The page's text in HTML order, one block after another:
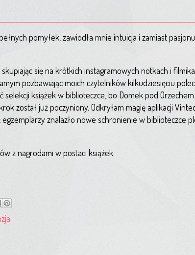
pomyłek, zawiodła mnie intuicja i zamiast
się na krótkich instagramowych notkach i
pozbawiając moich czytelników kilkudziesięciu
książek w biblioteczce, bo Domek pod
został już poczyniony. Odkryłam magię aplikacji
znalazło nowe schronienie w biblioteczce
z nagrodami w postaci książek.